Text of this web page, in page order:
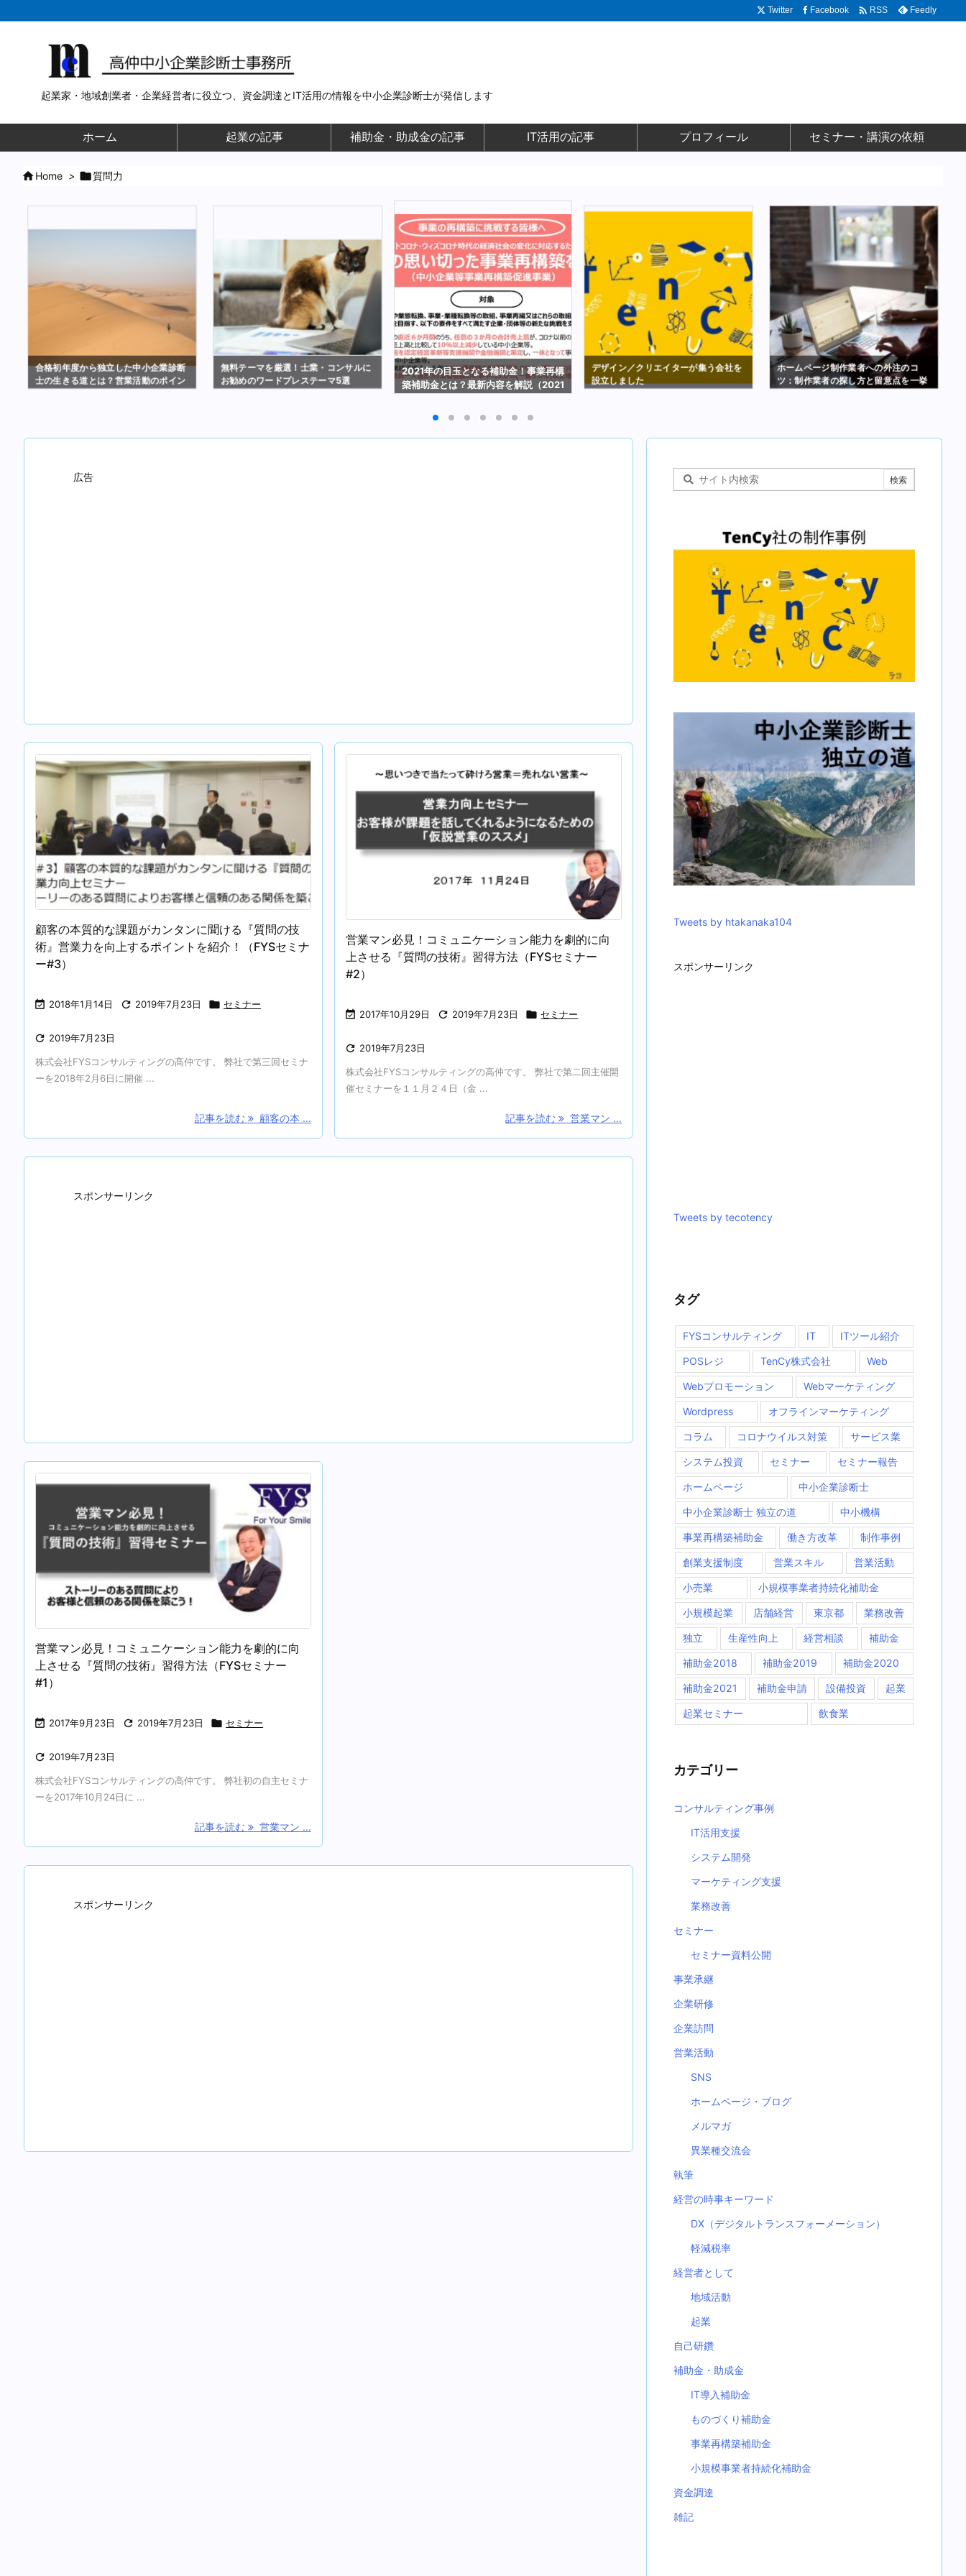
起業家・地域創業者・企業経営者に役立つ、資金調達とIT活用の情報を中小企業診断士が発信します
ホーム 起業の記事 補助金・助成金の記事 IT活用の記事 プロフィール セミナー・講演の依頼
Twitter Facebook  RSS Feedly
Home > 質問力
合格初年度から独立した中小企業診断
士の生きる道とは？営業活動のポイン
無料テーマを厳選！士業・コンサルに
お勧めのワードプレステーマ5選
2021年の目玉となる補助金！事業再構
築補助金とは？最新内容を解説（2021
デザイン／クリエイターが集う会社を
設立しました
ホームページ制作業者への外注のコ
ツ：制作業者の探し方と留意点を一挙
広告
顧客の本質的な課題がカンタンに聞ける『質問の技
術』営業力を向上するポイントを紹介！（FYSセミナ
ー#3）
 2018年1月14日  2019年7月23日  セミナー
 2019年7月23日
株式会社FYSコンサルティングの髙仲です。 弊社で第三回セミナ
ーを2018年2月6日に開催 ...
記事を読む 顧客の本 ...
営業マン必見！コミュニケーション能力を劇的に向
上させる『質問の技術』習得方法（FYSセミナー
#2）
 2017年10月29日  2019年7月23日  セミナー
 2019年7月23日
株式会社FYSコンサルティングの高仲です。 弊社で第二回主催開
催セミナーを１１月２４日（金 ...
記事を読む 営業マン ...
スポンサーリンク
営業マン必見！コミュニケーション能力を劇的に向
上させる『質問の技術』習得方法（FYSセミナー
#1）
 2017年9月23日  2019年7月23日  セミナー
 2019年7月23日
株式会社FYSコンサルティングの高仲です。 弊社初の自主セミナ
ーを2017年10月24日に ...
記事を読む 営業マン ...
スポンサーリンク
Tweets by htakanaka104
スポンサーリンク
Tweets by tecotency
タグ
FYSコンサルティング IT ITツール紹介
POSレジ TenCy株式会社 Web
Webプロモーション Webマーケティング
Wordpress オフラインマーケティング
コラム コロナウイルス対策 サービス業
システム投資 セミナー セミナー報告
ホームページ 中小企業診断士
中小企業診断士 独立の道 中小機構
事業再構築補助金 働き方改革 制作事例
創業支援制度 営業スキル 営業活動
小売業 小規模事業者持続化補助金
小規模起業 店舗経営 東京都 業務改善
独立 生産性向上 経営相談 補助金
補助金2018 補助金2019 補助金2020
補助金2021 補助金申請 設備投資 起業
起業セミナー 飲食業
カテゴリー
コンサルティング事例
IT活用支援
システム開発
マーケティング支援
業務改善
セミナー
セミナー資料公開
事業承継
企業研修
企業訪問
営業活動
SNS
ホームページ・ブログ
メルマガ
異業種交流会
執筆
経営の時事キーワード
DX（デジタルトランスフォーメーション）
軽減税率
経営者として
地域活動
起業
自己研鑽
補助金・助成金
IT導入補助金
ものづくり補助金
事業再構築補助金
小規模事業者持続化補助金
資金調達
雑記